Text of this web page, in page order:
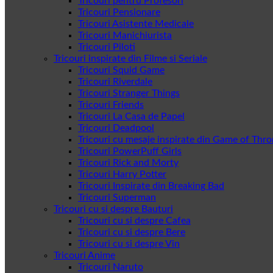
Tricouri Pensionare
Tricouri Asistente Medicale
Tricouri Manichiurista
Tricouri Piloti
Tricouri inspirate din Filme si Seriale
Tricouri Squid Game
Tricouri Riverdale
Tricouri Stranger Things
Tricouri Friends
Tricouri La Casa de Papel
Tricouri Deadpool
Tricouri cu mesaje inspirate din Game of
Tricouri PowerPuff Girls
Tricouri Rick and Morty
Tricouri Harry Potter
Tricouri Inspirate din Breaking Bad
Tricouri Superman
Tricouri cu si despre Bauturi
Tricouri cu si despre Cafea
Tricouri cu si despre Bere
Tricouri cu si despre Vin
Tricouri Anime
Tricouri Naruto